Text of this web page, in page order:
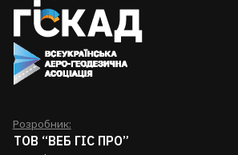
Розробник:
ТОВ “ВЕБ ГІС ПРО”